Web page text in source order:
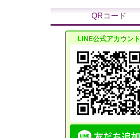
QRコード
LINE公式アカウント